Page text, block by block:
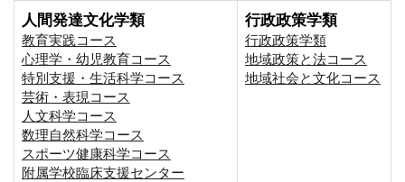
人間発達文化学類
教育実践コース
心理学・幼児教育コース
特別支援・生活科学コース
芸術・表現コース
人文科学コース
数理自然科学コース
スポーツ健康科学コース
附属学校臨床支援センター
行政政策学類
行政政策学類
地域政策と法コース
地域社会と文化コース